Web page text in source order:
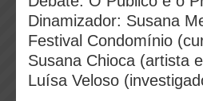
Dinamizador: Susana
Festival Condomínio
Susana Chioca (artista
Luísa Veloso